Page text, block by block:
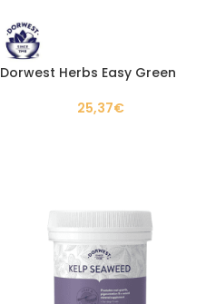
Dorwest Herbs Easy Green
25,37€